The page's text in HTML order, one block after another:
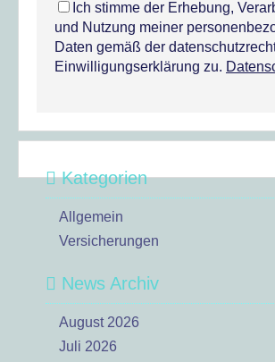
Ich stimme der Erhebung,
und Nutzung meiner
Daten gemäß der
Einwilligungserklärung zu.
Kategorien
Allgemein
Versicherungen
News Archiv
August 2026
Juli 2026